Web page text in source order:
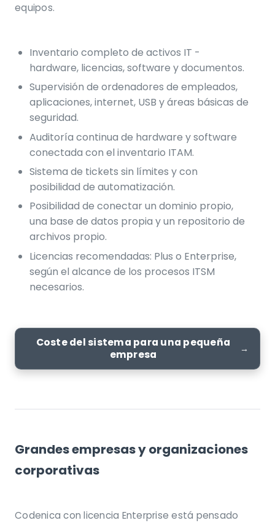
equipos.
Inventario completo de activos IT -
hardware, licencias, software y documentos.
Supervisión de ordenadores de empleados,
aplicaciones, internet, USB y áreas básicas de
seguridad.
Auditoría continua de hardware y software
conectada con el inventario ITAM.
Sistema de tickets sin límites y con
posibilidad de automatización.
Posibilidad de conectar un dominio propio,
una base de datos propia y un repositorio de
archivos propio.
Licencias recomendadas: Plus o Enterprise,
según el alcance de los procesos ITSM
necesarios.
Coste del sistema para una pequeña
empresa
Grandes empresas y organizaciones
corporativas
Codenica con licencia Enterprise está pensado